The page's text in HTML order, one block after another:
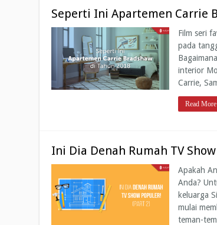
Seperti Ini Apartemen Carrie
Film seri
pada
interior
Carrie,
Read
Ini Dia Denah Rumah TV
Apakah
Anda?
keluarga
mulai
teman-